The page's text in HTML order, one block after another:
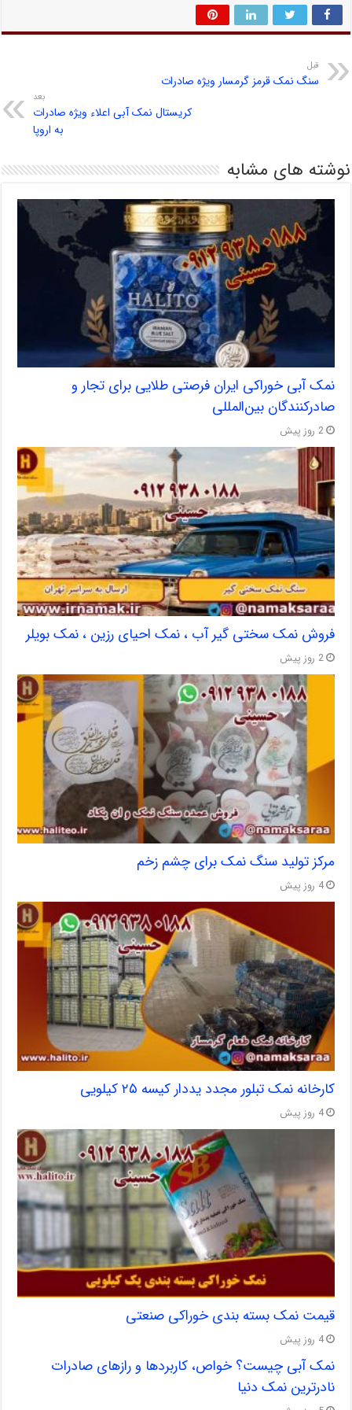
قبل
سنگ نمک قرمز گرمسار ویژه صادرات
بعد
کریستال نمک آبی اعلاء ویژه صادرات
به اروپا
نوشته های مشابه
نمک آبی خوراکی ایران فرصتی طلایی برای تجار و
صادرکنندگان بین‌المللی
2 روز پیش
فروش نمک سختی گیر آب ، نمک احیای رزین ، نمک بویلر
2 روز پیش
مرکز تولید سنگ نمک برای چشم زخم
4 روز پیش
کارخانه نمک تبلور مجدد یددار کیسه ۲۵ کیلویی
4 روز پیش
قیمت نمک بسته بندی خوراکی صنعتی
4 روز پیش
نمک آبی چیست؟ خواص، کاربردها و رازهای صادرات
نادرترین نمک دنیا